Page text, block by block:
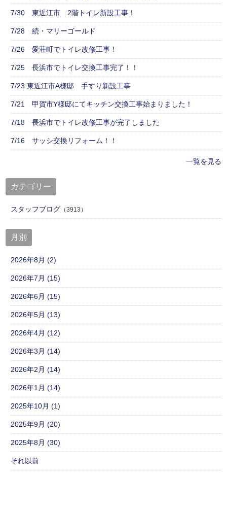
7/30 東近江市 2階トイレ新設工事！
7/28 続・マリーゴールド
7/26 愛荘町でトイレ改修工事！
7/25 長浜市でトイレ交換工事完了！！
7/23 東近江市A様邸 手すり新設工事
7/21 甲賀市Y様邸にてキッチン交換工事始まりました！
7/18 長浜市でトイレ改修工事が完了しました
7/16 サッシ交換リフォーム！！
一覧を見る
カテゴリー
スタッフブログ （3913）
月別
2026年8月 (2)
2026年7月 (15)
2026年6月 (15)
2026年5月 (13)
2026年4月 (12)
2026年3月 (14)
2026年2月 (14)
2026年1月 (14)
2025年10月 (1)
2025年9月 (20)
2025年8月 (30)
それ以前